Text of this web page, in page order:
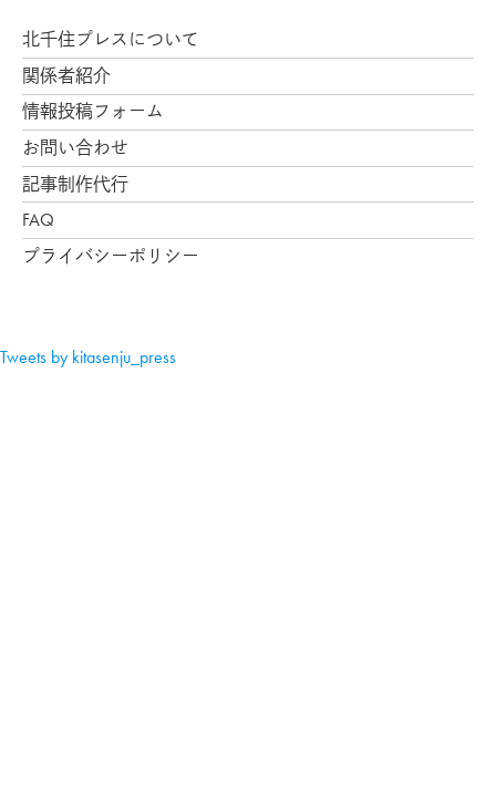
北千住プレスについて
関係者紹介
情報投稿フォーム
お問い合わせ
記事制作代行
FAQ
プライバシーポリシー
Tweets by kitasenju_press